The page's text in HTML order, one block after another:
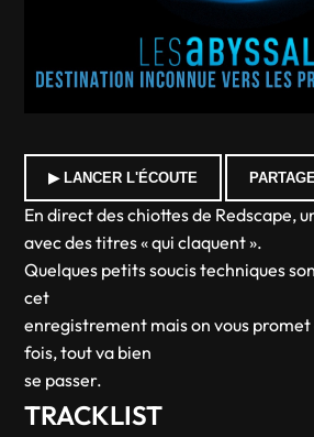
▶ LANCER L'ÉCOUTE
En direct des chiottes de Redscape,
avec des titres « qui claquent ».
Quelques petits soucis techniques
cet
enregistrement mais on vous
fois, tout va bien
se passer.
TRACKLIST